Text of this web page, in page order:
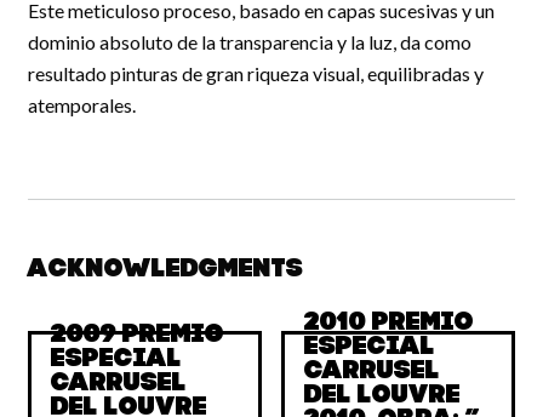
Este meticuloso proceso, basado en capas sucesivas y un
dominio absoluto de la transparencia y la luz, da como
resultado pinturas de gran riqueza visual, equilibradas y
atemporales.
Acknowledgments
2009 Premio
especial
Carrusel
del Louvre
2010 Premio
especial
Carrusel
del Louvre